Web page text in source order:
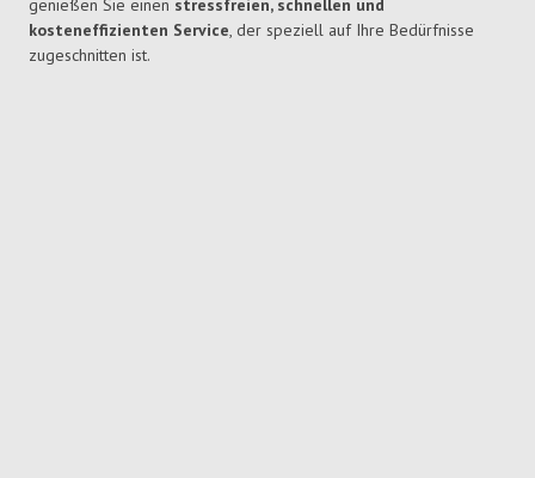
genießen Sie einen stressfreien, schnellen und
kosteneffizienten Service, der speziell auf Ihre Bedürfnisse
zugeschnitten ist.